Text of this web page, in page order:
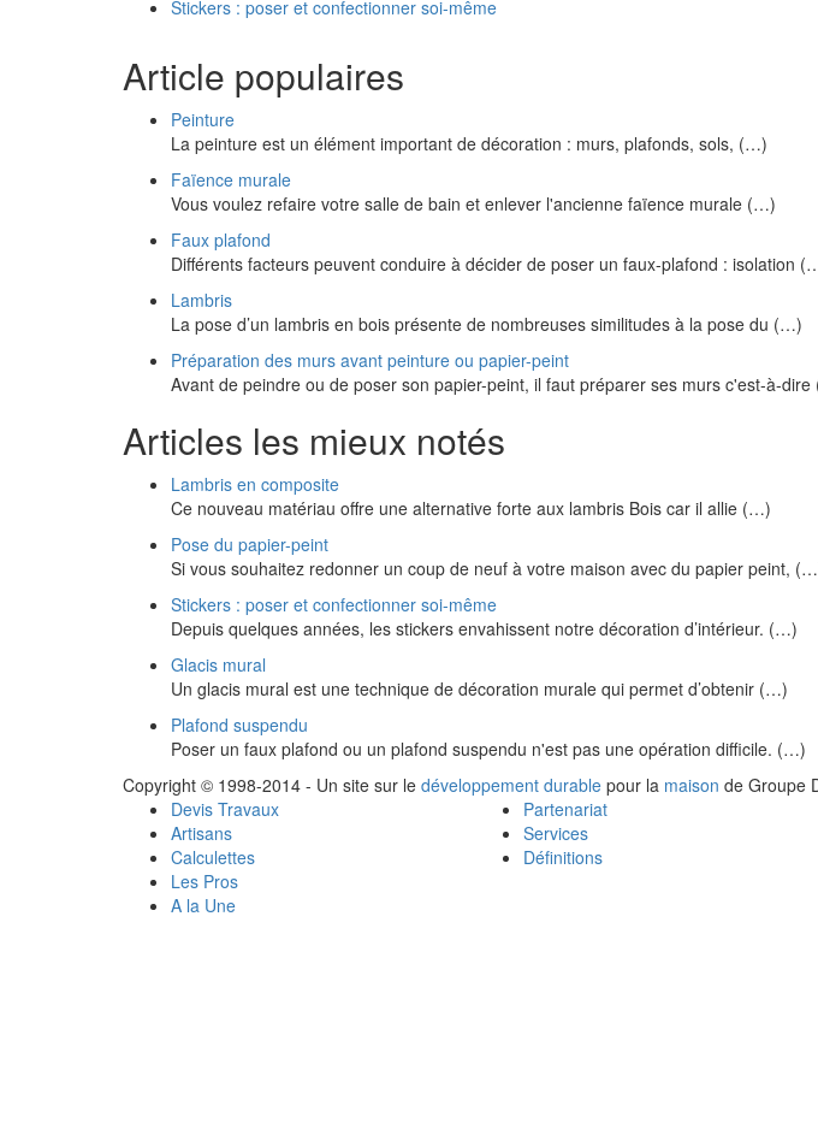
Stickers : poser et confectionner soi-même
Article populaires
Peinture
La peinture est un élément important de décoration : murs, plafonds, sols, (…)
Faïence murale
Vous voulez refaire votre salle de bain et enlever l'ancienne faïence murale (…)
Faux plafond
Différents facteurs peuvent conduire à décider de poser un faux-plafond : isolation
Lambris
La pose d’un lambris en bois présente de nombreuses similitudes à la pose du (…)
Préparation des murs avant peinture ou papier-peint
Avant de peindre ou de poser son papier-peint, il faut préparer ses murs c'est-à-
Articles les mieux notés
Lambris en composite
Ce nouveau matériau offre une alternative forte aux lambris Bois car il allie (…)
Pose du papier-peint
Si vous souhaitez redonner un coup de neuf à votre maison avec du papier peint,
Stickers : poser et confectionner soi-même
Depuis quelques années, les stickers envahissent notre décoration d’intérieur. (…)
Glacis mural
Un glacis mural est une technique de décoration murale qui permet d’obtenir (…)
Plafond suspendu
Poser un faux plafond ou un plafond suspendu n'est pas une opération difficile. (…)
Copyright © 1998-2014 - Un site sur le développement durable pour la maison de Groupe
Devis Travaux
Artisans
Calculettes
Les Pros
A la Une
Partenariat
Services
Définitions